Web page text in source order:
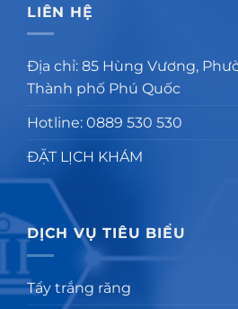
LIÊN HỆ
Địa chỉ: 85 Hùng Vương,
Thành phố Phú Quốc
Hotline: 0889 530 530
ĐẶT LỊCH KHÁM
DỊCH VỤ TIÊU BIỂU
Tẩy trắng răng